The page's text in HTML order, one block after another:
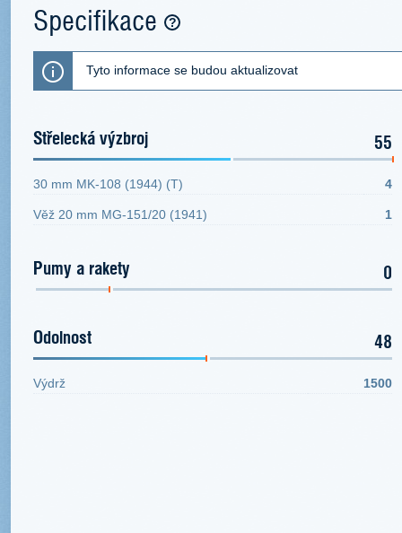
Specifikace
Tyto informace se budou aktualizovat
Střelecká výzbroj 55
30 mm MK-108 (1944) (T) 4
Věž 20 mm MG-151/20 (1941) 1
Pumy a rakety 0
Odolnost 48
Výdrž 1500